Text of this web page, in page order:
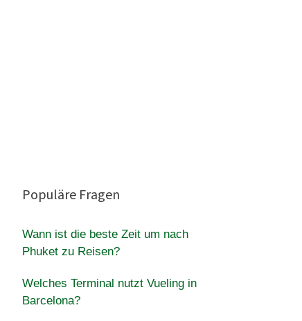
Populäre Fragen
Wann ist die beste Zeit um nach
Phuket zu Reisen?
Welches Terminal nutzt Vueling in
Barcelona?